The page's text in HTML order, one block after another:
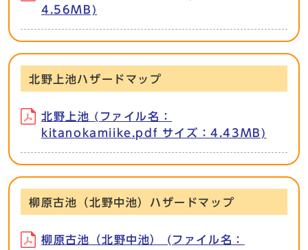
4.56MB)
北野上池ハザードマップ
北野上池 (ファイル名：
kitanokamiike.pdf サイズ：4.43MB)
柳原古池（北野中池）ハザードマップ
柳原古池（北野中池） (ファイル名：